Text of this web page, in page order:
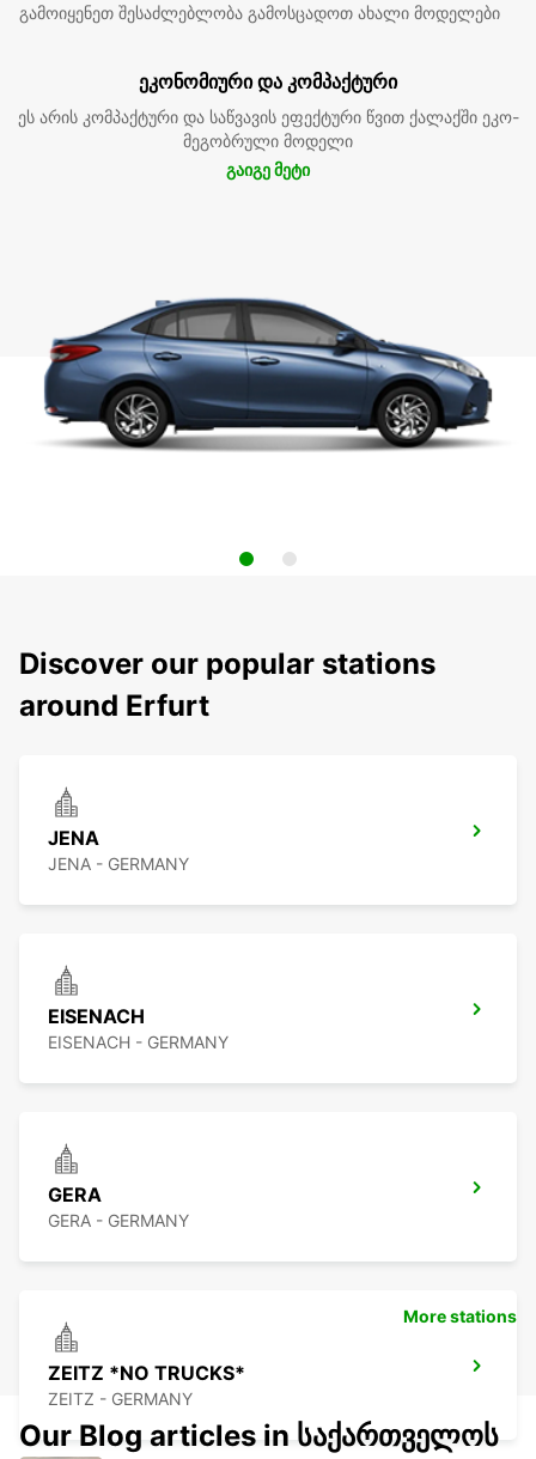
გამოიყენეთ შესაძლებლობა გამოსცადოთ ახალი მოდელები
ეკონომიური და კომპაქტური
ეს არის კომპაქტური და საწვავის ეფექტური წვით ქალაქში ეკო-
მეგობრული მოდელი
გაიგე მეტი
Discover our popular stations
around Erfurt
JENA
JENA - GERMANY
EISENACH
EISENACH - GERMANY
GERA
GERA - GERMANY
ZEITZ *NO TRUCKS*
ZEITZ - GERMANY
More stations
Our Blog articles in საქართველოს